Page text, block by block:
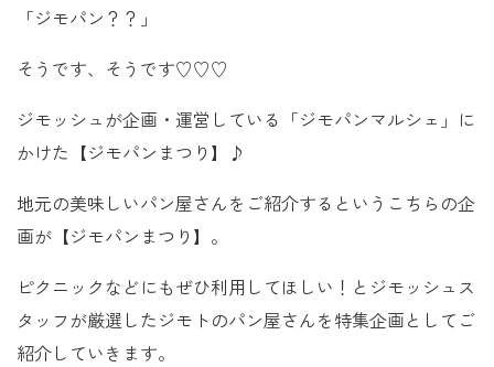
「ジモパン？？」
そうです、そうです♡♡♡
ジモッシュが企画・運営している「ジモパンマルシェ」に
かけた【ジモパンまつり】♪
地元の美味しいパン屋さんをご紹介するというこちらの企
画が【ジモパンまつり】。
ピクニックなどにもぜひ利用してほしい！とジモッシュス
タッフが厳選したジモトのパン屋さんを特集企画としてご
紹介していきます。